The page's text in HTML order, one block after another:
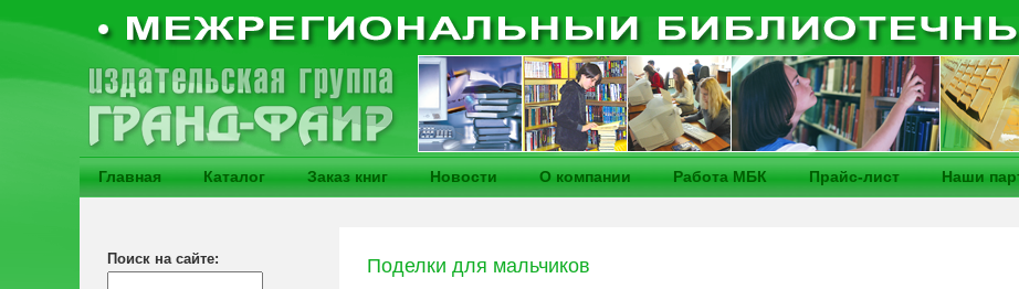
Главная Каталог Заказ книг Новости О компании Работа МБК Прайс-лист Наши
Поиск на сайте: Поделки для мальчиков